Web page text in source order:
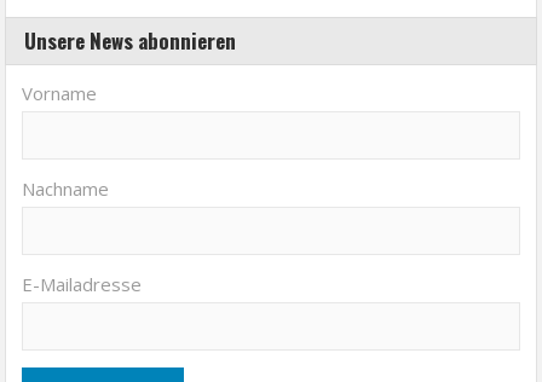
Unsere News abonnieren
Vorname
Nachname
E-Mailadresse